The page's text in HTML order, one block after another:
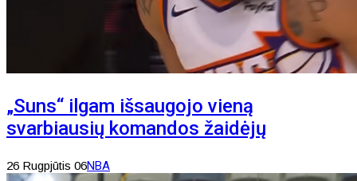
„Suns“ ilgam išsaugojo vieną
svarbiausių komandos žaidėjų
26 Rugpjūtis 06NBA